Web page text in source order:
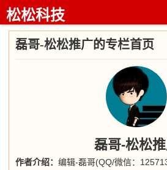
松松科技
磊哥-松松推广的专栏首页
磊哥-松松
作者介绍：编辑-磊哥(QQ/微信：